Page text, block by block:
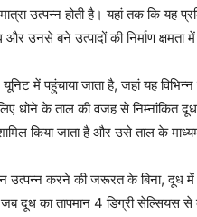
उत्पन्न होती है। यहां तक कि यह
और उनसे बने उत्पादों की निर्माण क्षमता
में पहुंचाया जाता है, जहां यह
धोने के ताल की वजह से निम्नांकित
किया जाता है और उसे ताल के
उत्पन्न करने की जरूरत के बिना, दूध
जब दूध का तापमान 4 डिग्री